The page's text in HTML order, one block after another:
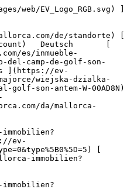
![Ländliches Baugrundstück nahe Golf Son Antem-3](https://cdn.ev-mallorca.com/images/properties/1f081f83-65d1-4694-9045-6a6994401781/80eae075-55fa-4c03-b589-753b1c30f0e7.jpg?crop=true&crop_gravity=northwest&format=webp&quality=80)  

         ![Ländliches Baugrundstück nahe Golf Son Antem-4](https://cdn.ev-mallorca.com/images/properties/1f081f83-65d1-4694-9045-6a6994401781/5302ea58-2c7b-4123-852c-f437b965baa4.jpg?crop=true&crop_gravity=northwest&format=webp&quality=80)  

         ![Ländliches Baugrundstück nahe Golf Son Antem-5](https://cdn.ev-mallorca.com/images/properties/1f081f83-65d1-4694-9045-6a6994401781/a5665cd0-c3c3-43d1-8dc5-8fa7a5053222.jpg?crop=true&crop_gravity=northwest&format=webp&quality=80)  

   ![Scroll prev](https://cdn.ev-mallorca.com/images/web/image-gallery-prev.png?width=40&height=112&crop=true&crop_gravity=center&format=webp&quality=80)    ![Scroll next](https://cdn.ev-mallorca.com/images/web/image-gallery-next.png?width=40&height=112&crop=true&crop_gravity=center&format=webp&quality=80)  

  Ländliches Baugrundstück nahe Golf Son Antem 
==============================================

 Grundstück, Kaufen | Spanien, Mallorca, Süd, Llucmajor

 ![Property Price](https://cdn.ev-mallorca.com/images/web/priceIcon.svg) 249.000 EUR

 Preis

      ![Property Total surface](https://cdn.ev-mallorca.com/images/web/propertyAreaIcon.svg) 2,15 ㏊

 Grundstück

 E&amp;V ID W-00AD8N

  Weitere Informationen anfordern 
-----------------------------